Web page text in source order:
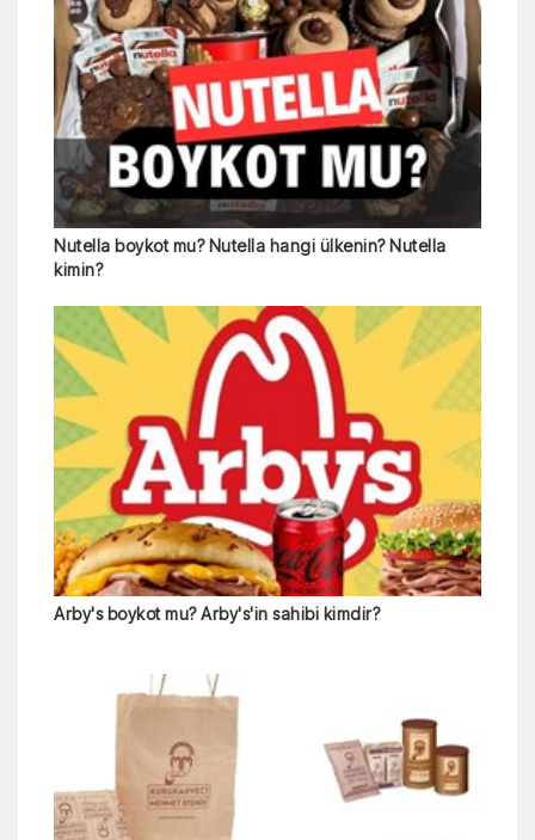
Nutella boykot mu? Nutella hangi ülkenin? Nutella
kimin?
Arby's boykot mu? Arby's'in sahibi kimdir?